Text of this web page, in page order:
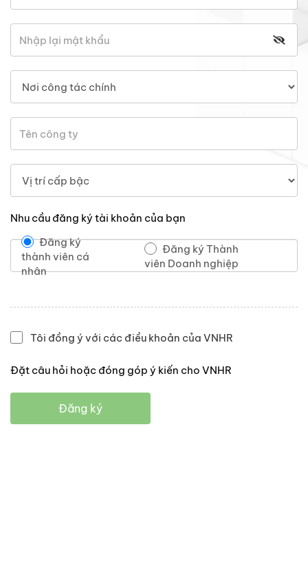
Nhu cầu đăng ký tài khoản của bạn
Đăng ký
thành viên cá
nhân
Đăng ký Thành
viên Doanh nghiệp
Tôi đồng ý với các điều khoản của VNHR
Đặt câu hỏi hoặc đóng góp ý kiến cho VNHR
Đăng ký